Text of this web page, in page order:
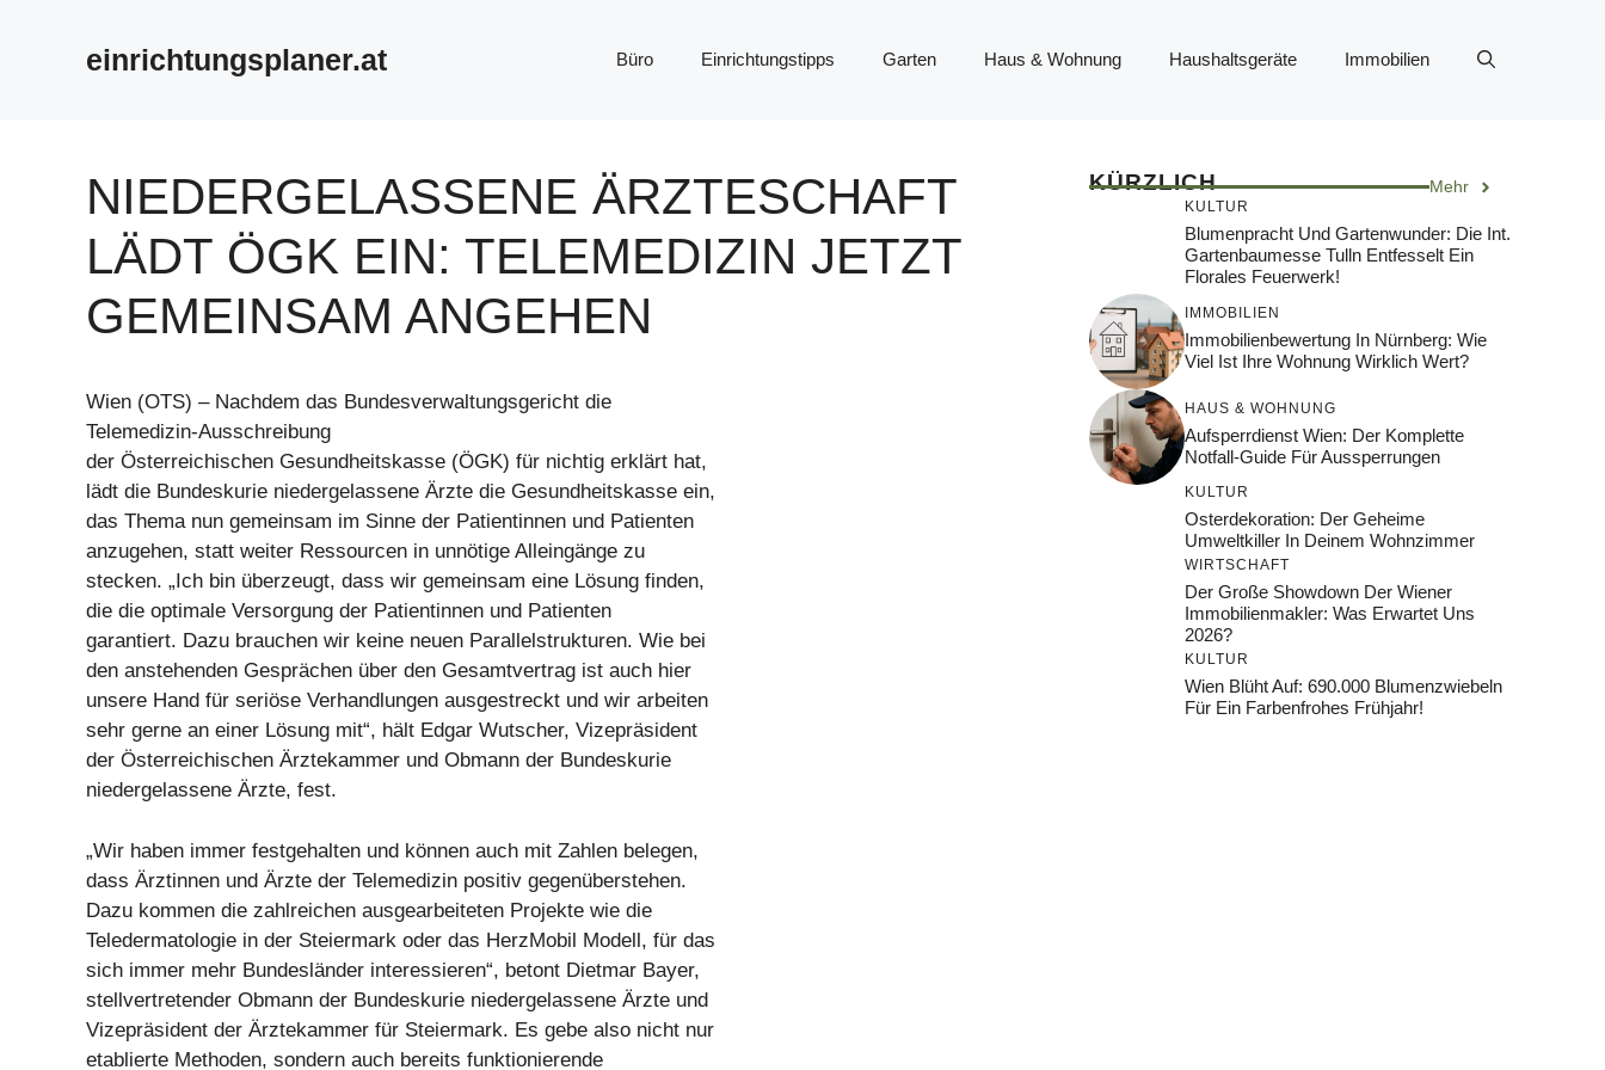
einrichtungsplaner.at Büro Einrichtungstipps Garten Haus & Wohnung Haushaltsgeräte Immobilien
NIEDERGELASSENE ÄRZTESCHAFT
LÄDT ÖGK EIN: TELEMEDIZIN JETZT
GEMEINSAM ANGEHEN
Wien (OTS) – Nachdem das Bundesverwaltungsgericht die
Telemedizin-Ausschreibung
der Österreichischen Gesundheitskasse (ÖGK) für nichtig erklärt hat,
lädt die Bundeskurie niedergelassene Ärzte die Gesundheitskasse ein,
das Thema nun gemeinsam im Sinne der Patientinnen und Patienten
anzugehen, statt weiter Ressourcen in unnötige Alleingänge zu
stecken. „Ich bin überzeugt, dass wir gemeinsam eine Lösung finden,
die die optimale Versorgung der Patientinnen und Patienten
garantiert. Dazu brauchen wir keine neuen Parallelstrukturen. Wie bei
den anstehenden Gesprächen über den Gesamtvertrag ist auch hier
unsere Hand für seriöse Verhandlungen ausgestreckt und wir arbeiten
sehr gerne an einer Lösung mit“, hält Edgar Wutscher, Vizepräsident
der Österreichischen Ärztekammer und Obmann der Bundeskurie
niedergelassene Ärzte, fest.
„Wir haben immer festgehalten und können auch mit Zahlen belegen,
dass Ärztinnen und Ärzte der Telemedizin positiv gegenüberstehen.
Dazu kommen die zahlreichen ausgearbeiteten Projekte wie die
Teledermatologie in der Steiermark oder das HerzMobil Modell, für das
sich immer mehr Bundesländer interessieren“, betont Dietmar Bayer,
stellvertretender Obmann der Bundeskurie niedergelassene Ärzte und
Vizepräsident der Ärztekammer für Steiermark. Es gebe also nicht nur
etablierte Methoden, sondern auch bereits funktionierende
KÜRZLICH Mehr
KULTUR
Blumenpracht Und Gartenwunder: Die Int.
Gartenbaumesse Tulln Entfesselt Ein
Florales Feuerwerk!
IMMOBILIEN
Immobilienbewertung In Nürnberg: Wie
Viel Ist Ihre Wohnung Wirklich Wert?
HAUS & WOHNUNG
Aufsperrdienst Wien: Der Komplette
Notfall-Guide Für Aussperrungen
KULTUR
Osterdekoration: Der Geheime
Umweltkiller In Deinem Wohnzimmer
WIRTSCHAFT
Der Große Showdown Der Wiener
Immobilienmakler: Was Erwartet Uns
2026?
KULTUR
Wien Blüht Auf: 690.000 Blumenzwiebeln
Für Ein Farbenfrohes Frühjahr!